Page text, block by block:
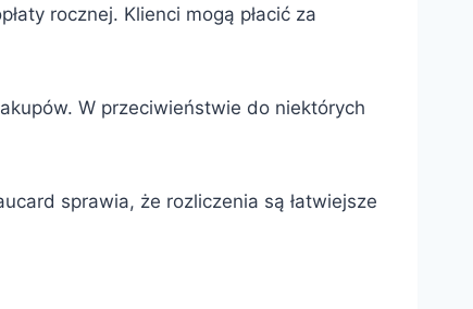
rocznej. Klienci mogą płacić za
W przeciwieństwie do niektórych
sprawia, że ​​rozliczenia są łatwiejsze